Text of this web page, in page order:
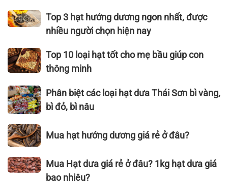
cho
sức
nhất,
bán
nhất
(cập
nhật
2026)
hiệu
hạt
rang
muối
ngon
nhất
hiện
nay
Top
3
hướng
dương
nhất,
được
nhiều
người
chọn
hiện
nay
Top 3 hạt hướng dương ngon nhất, được
nhiều người chọn hiện nay
Top
10
hạt
tốt
cho
mẹ
bầu
con
thông
Top 10 loại hạt tốt cho mẹ bầu giúp con
thông minh
Phân
biệt
các
loại
hạt
Thái
Phân biệt các loại hạt dưa Thái Sơn bì vàng,
bì đỏ, bì nâu
Mua
hạt
dương
Mua hạt hướng dương giá rẻ ở đâu?
Mua
Hạt
Mua Hạt dưa giá rẻ ở đâu? 1kg hạt dưa giá
bao nhiêu?